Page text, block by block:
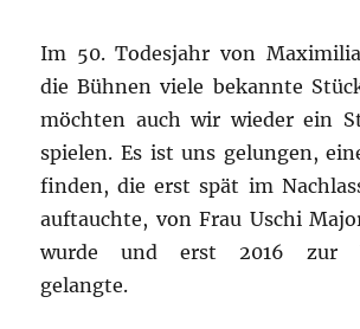
Im 50. Todesjahr von
die Bühnen viele bekannte
möchten auch wir wieder ein
spielen. Es ist uns gelungen,
finden, die erst spät im
auftauchte, von Frau Uschi
wurde und erst 2016 zur
gelangte.